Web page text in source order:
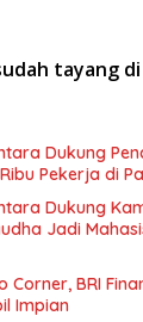
tayang di
Dukung
Pekerja di
Dukung
Jadi
Corner, BRI
Impian